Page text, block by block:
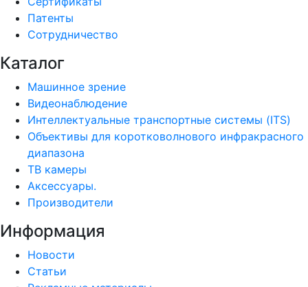
Патенты
Сотрудничество
Каталог
Машинное зрение
Видеонаблюдение
Интеллектуальные транспортные системы (ITS)
Объективы для коротковолнового инфракрасного
диапазона
ТВ камеры
Аксессуары.
Производители
Информация
Новости
Статьи